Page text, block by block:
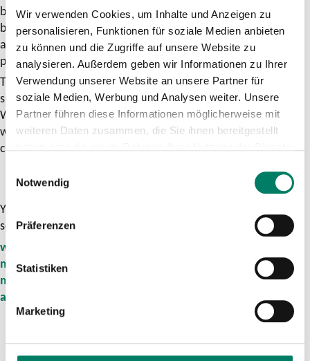
Wir verwenden Cookies, um Inhalte und Anzeigen zu
personalisieren, Funktionen für soziale Medien anbieten
zu können und die Zugriffe auf unsere Website zu
analysieren. Außerdem geben wir Informationen zu Ihrer
Verwendung unserer Website an unsere Partner für
soziale Medien, Werbung und Analysen weiter. Unsere
Partner führen diese Informationen möglicherweise mit
weiteren Daten zusammen, die Sie ihnen bereitgestellt
Notwendig
Präferenzen
Statistiken
Marketing
broad spectrum of consulting and services relating to
business mobility. The services on offer range from personal
advice and events to training measures and networking with
potential cooperation partners.
This saves costs, strengthens companies in competition,
supports and motivates employees and protects the climate.
Where mobility works well, the economy feels good. This is
why optimized mobility concepts play a key role in
companies' decisions about where to locate.
You can find more information on the network's objectives,
services, topics and events at
www.zukunftsnetz-
mobilitaet.nrw.de
mobilitaet.nrw.de/wie-wir-
arbeiten/schwerpunkte/wirtschaft-und-betriebe